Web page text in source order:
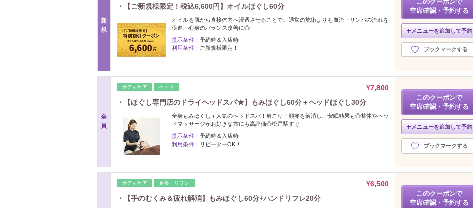
新
規
・【ご新規様限定！税込6,600円】オイルほぐし60分
オイルを肌から直接体内へ浸透させることで、通常の施術よりも血流・リンパの流れを
促進、心身のバランス改善に◎
提示条件： 予約時＆入店時
利用条件： ご新規様限定！
空席確認・予約する
メニューを追加して予約
ブックマークする
全
員
ボディケア ヘッド
¥7,800
・【ほぐし専門店のドライヘッドスパ★】もみほぐし60分＋ヘッドほぐし30分
全身もみほぐし＋人気のヘッドスパ！肩こり・頭痛を解消し、安眠効果も◎整体やヘッ
ドマッサージがお好きな方にも高評価◎松戸駅すぐ
提示条件： 予約時＆入店時
利用条件： リピーターOK！
このクーポンで
空席確認・予約する
メニューを追加して予約
ブックマークする
ボディケア 足裏・リフレ
¥6,500
・【手のむくみ＆疲れ解消】もみほぐし60分+ハンドリフレ20分
このクーポンで
空席確認・予約する